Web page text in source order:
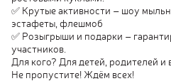
✅ Крутые активности – шоу
эстафеты, флешмоб
✅ Розыгрыши и подарки –
участников.
Для кого? Для детей, родителей и
Не пропустите! Ждём всех!